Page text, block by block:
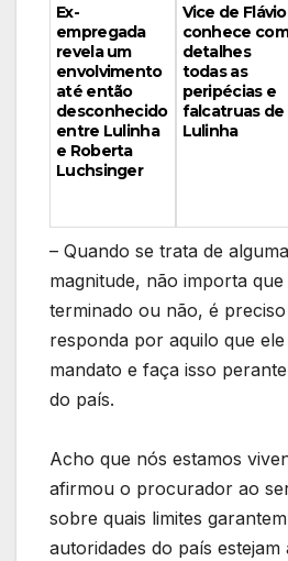
Ex-
empregada
revela um
envolvimento
até então
desconhecido
entre Lulinha
e Roberta
Luchsinger
Vice de Flávio
conhece com
detalhes
todas as
peripécias e
falcatruas de
Lulinha
– Quando se trata de
magnitude, não importa
terminado ou não, é
responda por aquilo que
mandato e faça isso
do país.
Acho que nós estamos
afirmou o procurador ao
sobre quais limites
autoridades do país estejam